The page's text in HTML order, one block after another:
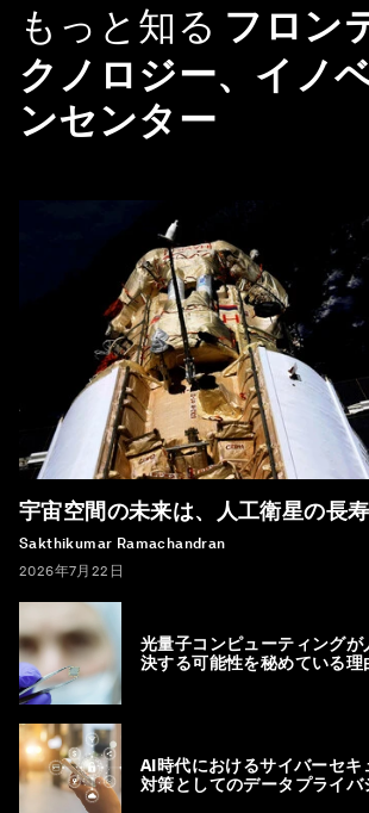
もっと知る フロン
クノロジー、イノ
ンセンター
宇宙空間の未来は、人工衛星の長
Sakthikumar Ramachandran
2026年7月22日
光量子コンピューティングが
決する可能性を秘めている理
AI時代におけるサイバーセキ
対策としてのデータプライバ